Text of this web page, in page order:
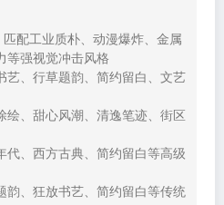
配工业质朴、动漫爆炸、金属
等强视觉冲击风格
艺、行草题韵、简约留白、文艺
绘、甜心风潮、清逸笔迹、街区
代、西方古典、简约留白等高级
韵、狂放书艺、简约留白等传统